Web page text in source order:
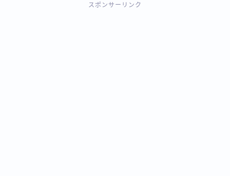
スポンサーリンク